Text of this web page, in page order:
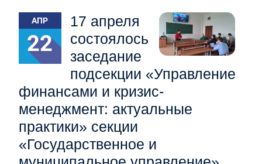
АПР
22
17 апреля
состоялось
заседание
подсекции «Управление
финансами и кризис-
менеджмент: актуальные
практики» секции
«Государственное и